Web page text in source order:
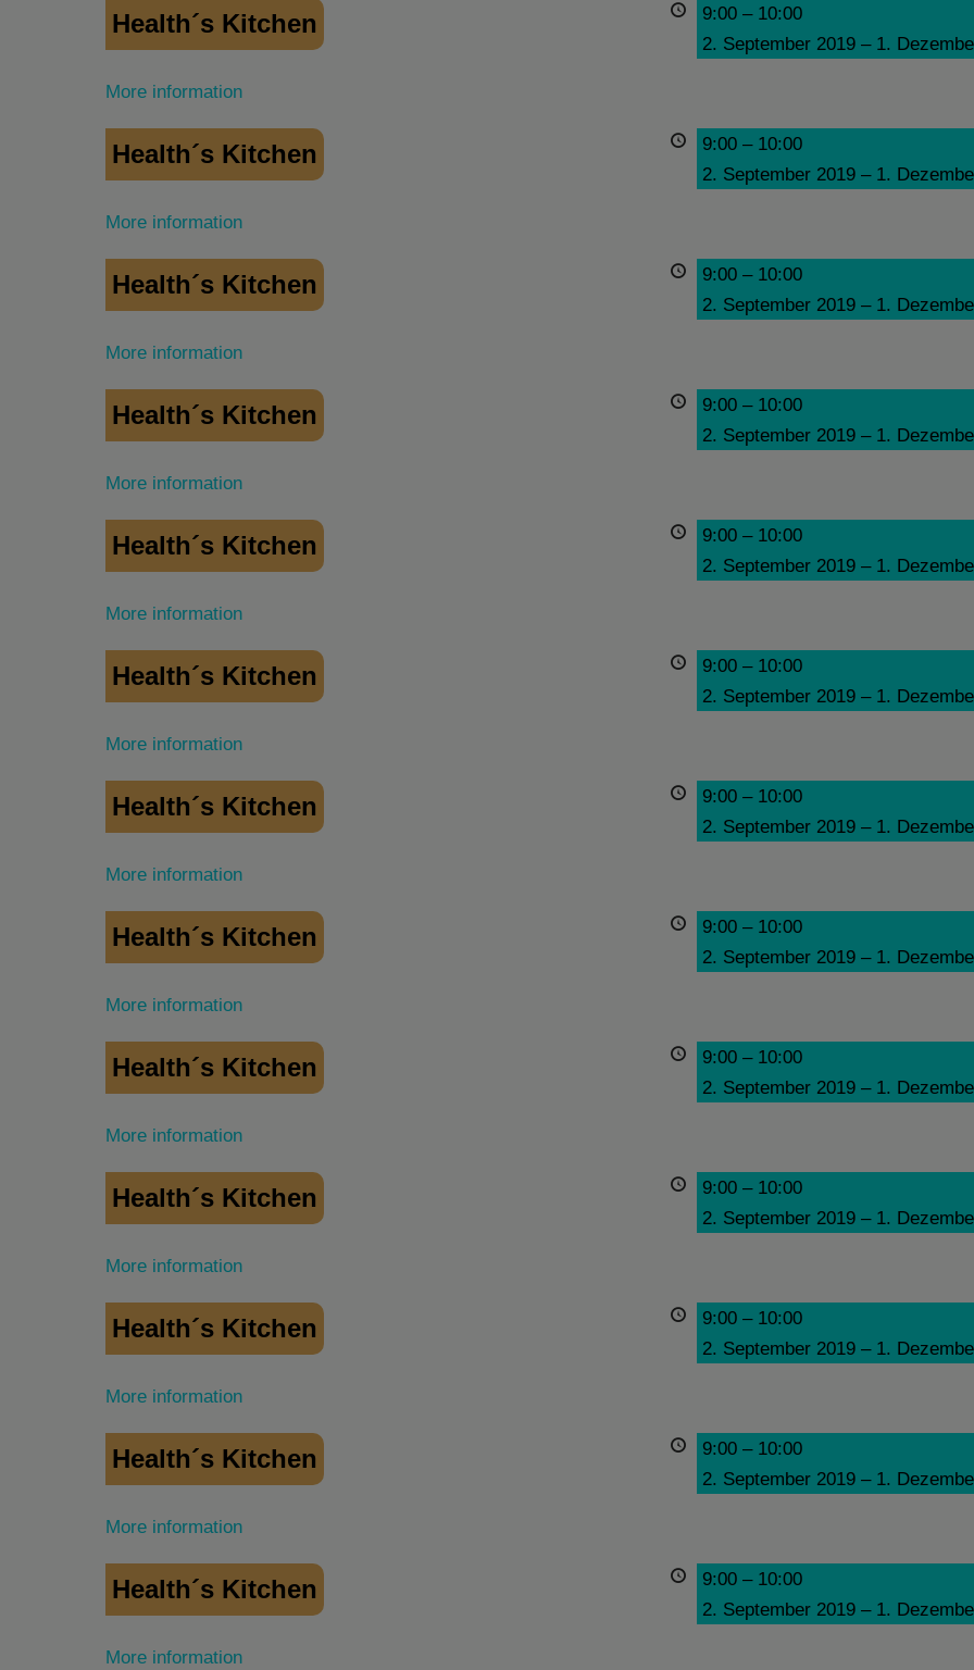
Health´s Kitchen 9:00 – 10:00
2. September 2019 – 1.
More information
Health´s Kitchen 9:00 – 10:00
2. September 2019 – 1.
More information
Health´s Kitchen 9:00 – 10:00
2. September 2019 – 1.
More information
Health´s Kitchen 9:00 – 10:00
2. September 2019 – 1.
More information
Health´s Kitchen 9:00 – 10:00
2. September 2019 – 1.
More information
Health´s Kitchen 9:00 – 10:00
2. September 2019 – 1.
More information
Health´s Kitchen 9:00 – 10:00
2. September 2019 – 1.
More information
Health´s Kitchen 9:00 – 10:00
2. September 2019 – 1.
More information
Health´s Kitchen 9:00 – 10:00
2. September 2019 – 1.
More information
Health´s Kitchen 9:00 – 10:00
2. September 2019 – 1.
More information
Health´s Kitchen 9:00 – 10:00
2. September 2019 – 1.
More information
Health´s Kitchen 9:00 – 10:00
2. September 2019 – 1.
More information
Health´s Kitchen 9:00 – 10:00
2. September 2019 – 1.
More information